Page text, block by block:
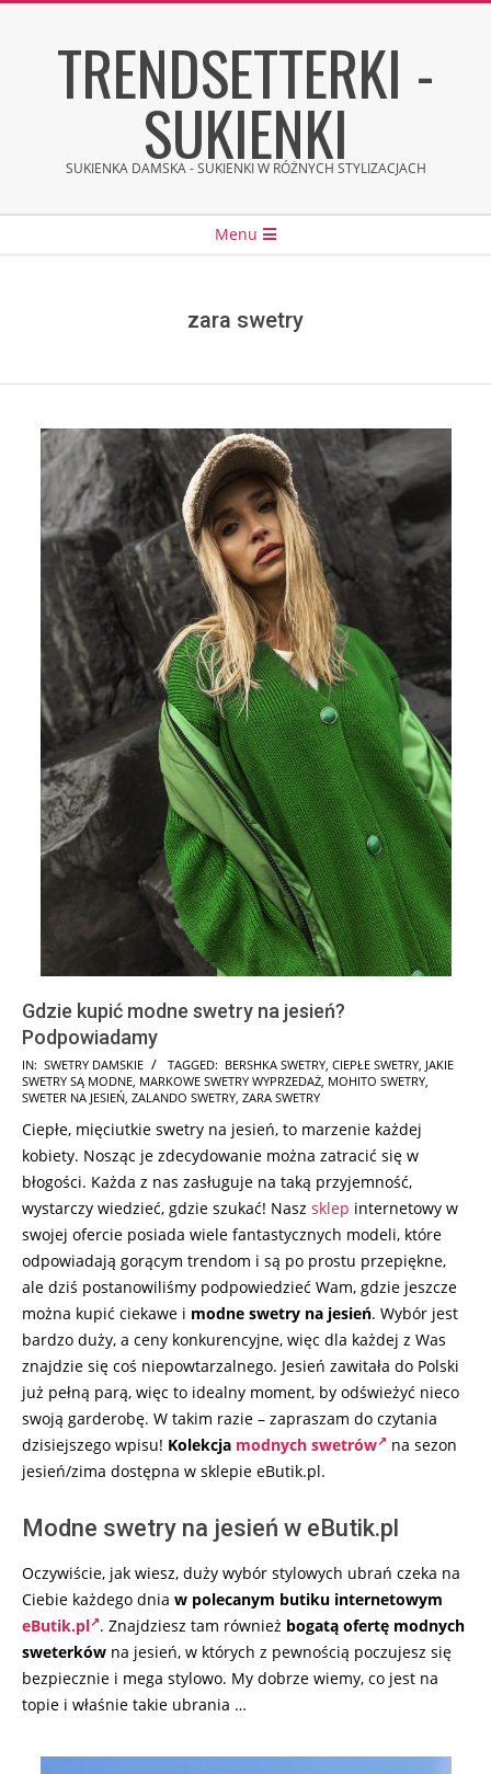
TRENDSETTERKI -
SUKIENKI
SUKIENKA DAMSKA - SUKIENKI W RÓŻNYCH STYLIZACJACH
Menu
zara swetry
Gdzie kupić modne swetry na jesień?
Podpowiadamy
2026-
07-
IN: SWETRY DAMSKIE TAGGED: BERSHKA SWETRY, CIEPŁE SWETRY, JAKIE
SWETRY SĄ MODNE, MARKOWE SWETRY WYPRZEDAŻ, MOHITO SWETRY,
SWETER NA JESIEŃ, ZALANDO SWETRY, ZARA SWETRY
Ciepłe, mięciutkie swetry na jesień, to marzenie każdej
kobiety. Nosząc je zdecydowanie można zatracić się w
błogości. Każda z nas zasługuje na taką przyjemność,
wystarczy wiedzieć, gdzie szukać! Nasz sklep internetowy w
swojej ofercie posiada wiele fantastycznych modeli, które
odpowiadają gorącym trendom i są po prostu przepiękne,
ale dziś postanowiliśmy podpowiedzieć Wam, gdzie jeszcze
można kupić ciekawe i modne swetry na jesień. Wybór jest
bardzo duży, a ceny konkurencyjne, więc dla każdej z Was
znajdzie się coś niepowtarzalnego. Jesień zawitała do Polski
już pełną parą, więc to idealny moment, by odświeżyć nieco
swoją garderobę. W takim razie – zapraszam do czytania
dzisiejszego wpisu! Kolekcja modnych swetrów
na sezon
jesień/zima dostępna w sklepie eButik.pl.
Modne swetry na jesień w eButik.pl
Oczywiście, jak wiesz, duży wybór stylowych ubrań czeka na
Ciebie każdego dnia w polecanym butiku internetowym
eButik.pl . Znajdziesz tam również bogatą ofertę modnych
sweterków na jesień, w których z pewnością poczujesz się
bezpiecznie i mega stylowo. My dobrze wiemy, co jest na
topie i właśnie takie ubrania …